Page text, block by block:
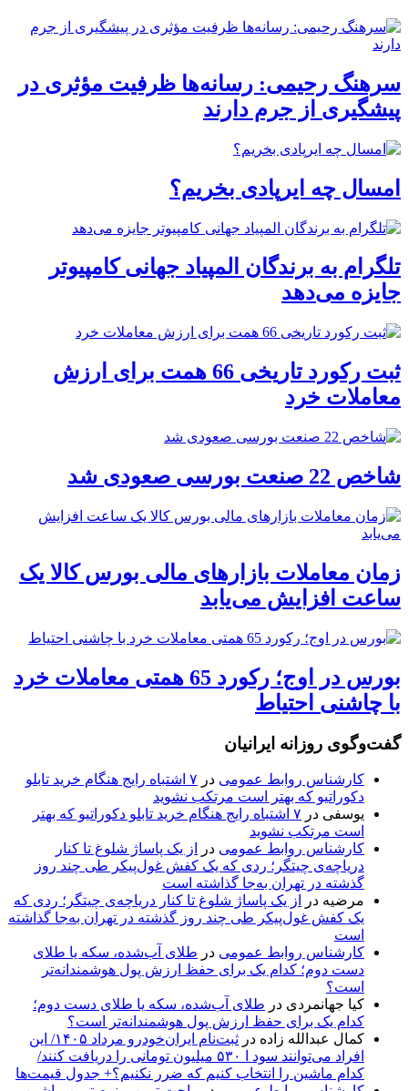
سرهنگ رحیمی: رسانه‌ها ظرفیت مؤثری در
پیشگیری از جرم دارند
امسال چه ایرپادی بخریم؟
تلگرام به برندگان المپیاد جهانی کامپیوتر
جایزه می‌دهد
ثبت رکورد تاریخی 66 همت برای ارزش
معاملات خرد
شاخص 22 صنعت بورسی صعودی شد
زمان معاملات بازارهای مالی بورس کالا یک
ساعت افزایش می‌یابد
بورس در اوج؛ رکورد 65 همتی معاملات خرد
با چاشنی احتیاط
گفت‌وگوی روزانه ایرانیان
کارشناس روابط عمومی در
۷ اشتباه رایج هنگام خرید تابلو
دکوراتیو که بهتر است مرتکب نشوید
یوسفی در
۷ اشتباه رایج هنگام خرید تابلو دکوراتیو که بهتر
است مرتکب نشوید
کارشناس روابط عمومی در
از یک پاساژ شلوغ تا کنار
دریاچه‌ی چیتگر؛ ردی که یک کفش غول‌پیکر طی چند روز
گذشته در تهران به‌جا گذاشته است
مرضیه در
از یک پاساژ شلوغ تا کنار دریاچه‌ی چیتگر؛ ردی که
یک کفش غول‌پیکر طی چند روز گذشته در تهران به‌جا گذاشته
است
کارشناس روابط عمومی در طلای آب‌شده، سکه یا طلای
دست دوم؛ کدام یک برای حفظ ارزش پول هوشمندانه‌تر
است؟
کیا جهانمردی در طلای آب‌شده، سکه یا طلای دست دوم؛
کدام یک برای حفظ ارزش پول هوشمندانه‌تر است؟
کمال عبدالله زاده در
ثبت‌نام ایران‌خودرو مرداد ۱۴۰۵/ این
افراد می‌توانند سود ا ۵۳۰ میلیون تومانی را دریافت کنند/
کدام ماشین را انتخاب کنیم که ضرر نکنیم؟+ جدول قیمت‌ها